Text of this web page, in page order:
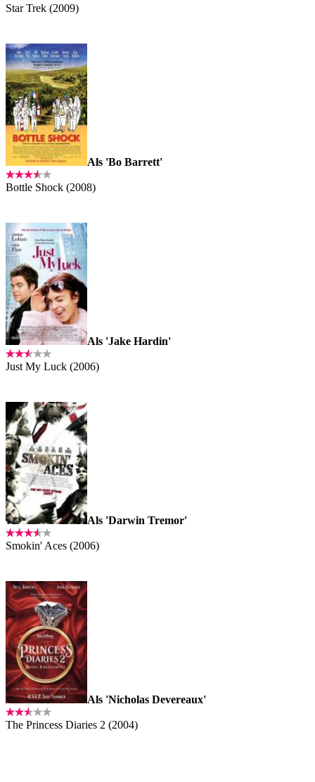
Star Trek (2009)
Als 'Bo Barrett'
Bottle Shock (2008)
Als 'Jake Hardin'
Just My Luck (2006)
Als 'Darwin Tremor'
Smokin' Aces (2006)
Als 'Nicholas Devereaux'
The Princess Diaries 2 (2004)